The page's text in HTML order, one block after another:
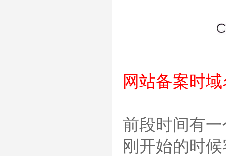
网站备案时
前段时间有
刚开始的时